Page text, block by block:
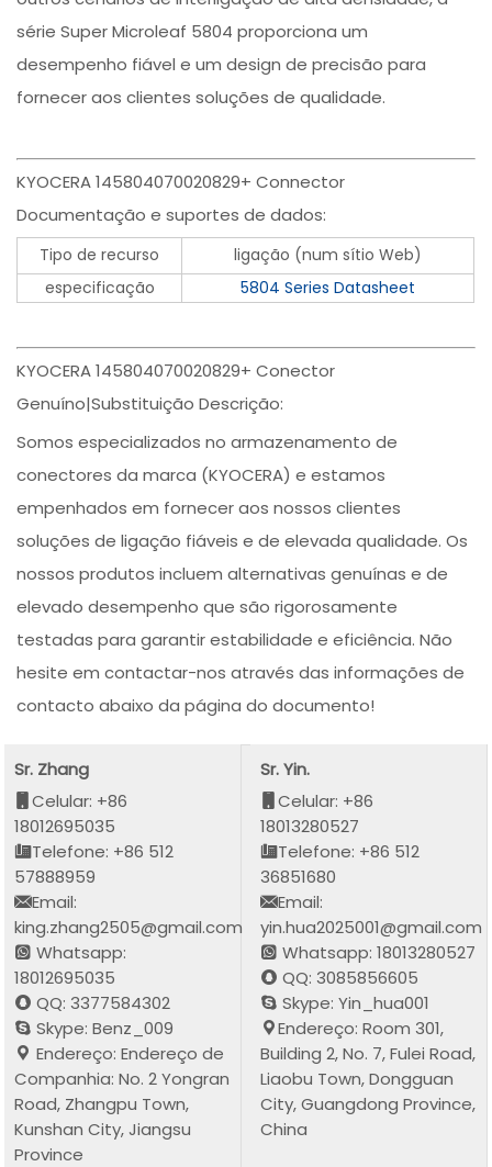
série Super Microleaf 5804 proporciona um
desempenho fiável e um design de precisão para
fornecer aos clientes soluções de qualidade.
KYOCERA 145804070020829+ Connector
Documentação e suportes de dados:
Tipo de recurso
ligação (num sítio Web)
especificação
5804 Series Datasheet
KYOCERA 145804070020829+ Conector
Genuíno|Substituição Descrição:
Somos especializados no armazenamento de
conectores da marca (KYOCERA) e estamos
empenhados em fornecer aos nossos clientes
soluções de ligação fiáveis e de elevada qualidade. Os
nossos produtos incluem alternativas genuínas e de
elevado desempenho que são rigorosamente
testadas para garantir estabilidade e eficiência. Não
hesite em contactar-nos através das informações de
contacto abaixo da página do documento!
Sr. Zhang
Celular: +86
18012695035
Telefone: +86 512
57888959
Email:
king.zhang2505@gmail.com
Whatsapp:
18012695035
QQ: 3377584302
Skype: Benz_009
Endereço: Endereço de
Companhia: No. 2 Yongran
Road, Zhangpu Town,
Kunshan City, Jiangsu
Province
Sr. Yin.
Celular: +86
18013280527
Telefone: +86 512
36851680
Email:
yin.hua2025001@gmail.com
Whatsapp: 18013280527
QQ: 3085856605
Skype: Yin_hua001
Endereço: Room 301,
Building 2, No. 7, Fulei Road,
Liaobu Town, Dongguan
City, Guangdong Province,
China